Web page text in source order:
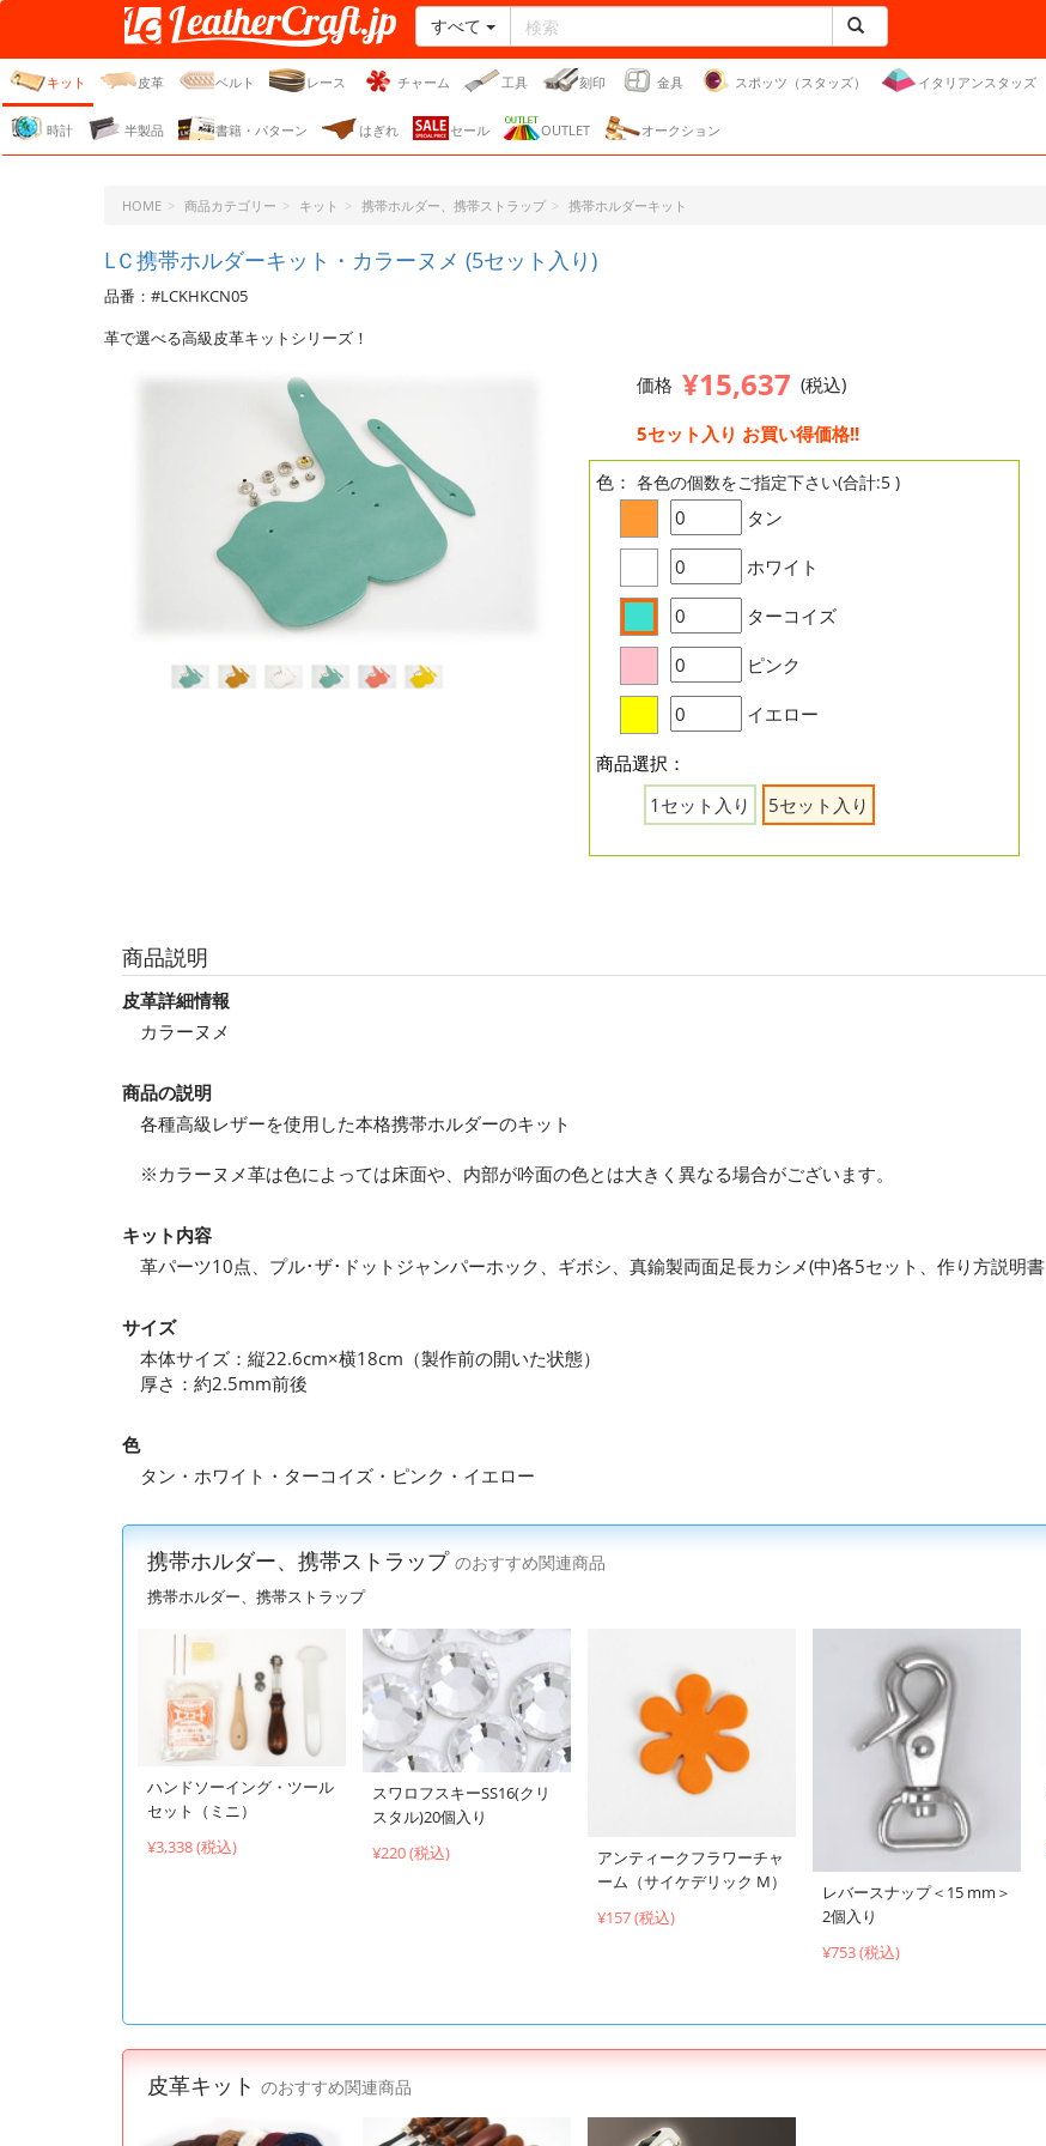
レザークラフト・ドット・
ジェーピー
すべて
キット 皮革 ベルト レース チャーム 工具 刻印 金具 スポッツ（スタッズ） イタリアンスタッズ
時計 半製品 書籍・パターン はぎれ セール OUTLET オークション
HOME 商品カテゴリー キット 携帯ホルダー、携帯ストラップ 携帯ホルダーキット
LＣ携帯ホルダーキット・カラーヌメ (5セット入り)
品番：#LCKHKCN05
革で選べる高級皮革キットシリーズ！
価格 ¥15,637 (税込)
5セット入り お買い得価格!!
色： 各色の個数をご指定下さい(合計:5 )
タン
ホワイト
ターコイズ
ピンク
イエロー
商品選択：
1セット入り
5セット入り
商品説明
皮革詳細情報
カラーヌメ
商品の説明
各種高級レザーを使用した本格携帯ホルダーのキット
※カラーヌメ革は色によっては床面や、内部が吟面の色とは大きく異なる場合がございます。
キット内容
革パーツ10点、プル･ザ･ドットジャンパーホック、ギボシ、真鍮製両面足長カシメ(中)各5セット、作り方説明書
サイズ
本体サイズ：縦22.6cm×横18cm（製作前の開いた状態）
厚さ：約2.5mm前後
色
タン・ホワイト・ターコイズ・ピンク・イエロー
携帯ホルダー、携帯ストラップ のおすすめ関連商品
携帯ホルダー、携帯ストラップ
ハンドソーイング・ツール
セット（ミニ）
¥3,338 (税込)
スワロフスキーSS16(クリ
スタル)20個入り
¥220 (税込)
アンティークフラワーチャ
ーム（サイケデリック M）
¥157 (税込)
レバースナップ＜15 mm＞
2個入り
¥753 (税込)
皮革キット のおすすめ関連商品